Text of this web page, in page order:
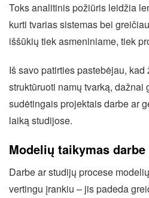
Toks analitinis požiūris leidžia
kurti tvarias sistemas bei
iššūkių tiek asmeniniame, tiek
Iš savo patirties pastebėjau,
struktūruoti namų tvarką, dažnai
sudėtingais projektais darbe ar
laiką studijose.
Modelių taikymas
Darbe ar studijų procese
vertingu įrankiu – jis padeda